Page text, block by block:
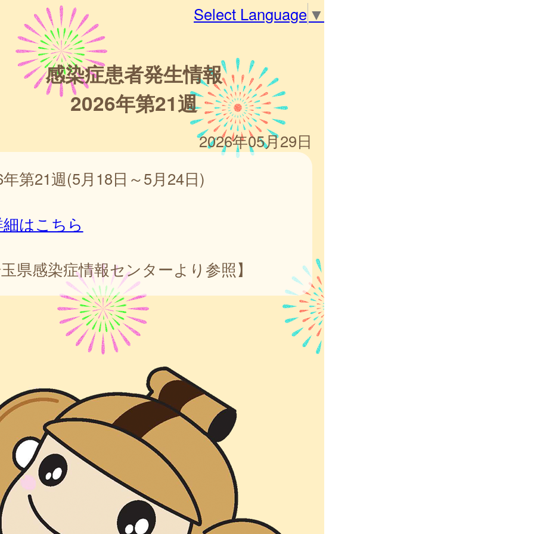
Select Language ▼
感染症患者発生情報
2026年第21週
2026年05月29日
第21週(5月18日～5月24日)
はこちら
県感染症情報センターより参照】